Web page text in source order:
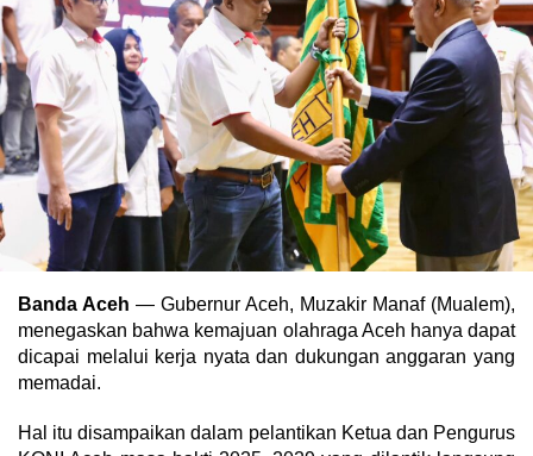
Banda Aceh — Gubernur Aceh, Muzakir Manaf (Mualem),
menegaskan bahwa kemajuan olahraga Aceh hanya dapat
dicapai melalui kerja nyata dan dukungan anggaran yang
memadai.
Hal itu disampaikan dalam pelantikan Ketua dan Pengurus